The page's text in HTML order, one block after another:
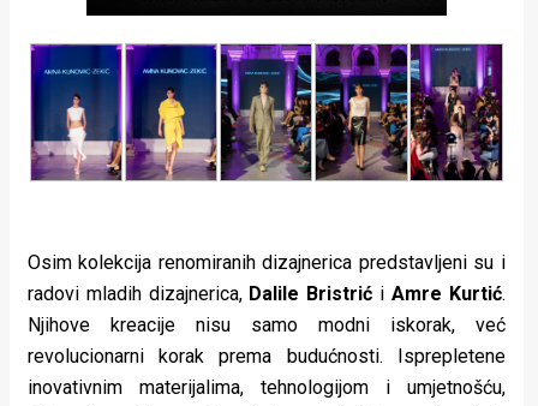
Osim kolekcija renomiranih dizajnerica predstavljeni su i
radovi mladih dizajnerica, Dalile Bristrić i Amre Kurtić.
Njihove kreacije nisu samo modni iskorak, već
revolucionarni korak prema budućnosti. Isprepletene
inovativnim materijalima, tehnologijom i umjetnošću,